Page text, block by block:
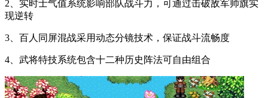
2、实时士气值系统影响部队战斗力，可通过击破敌军帅旗实
现逆转
3、百人同屏混战采用动态分镜技术，保证战斗流畅度
4、武将特技系统包含十二种历史阵法可自由组合